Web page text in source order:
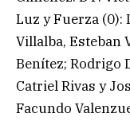
Luz y Fuerza (0):
Villalba, Esteban
Benítez; Rodrigo
Catriel Rivas y
Facundo